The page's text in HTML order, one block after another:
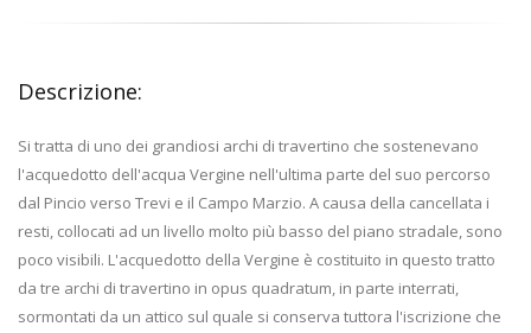
Descrizione:
Si tratta di uno dei grandiosi archi di travertino che sostenevano
l'acquedotto dell'acqua Vergine nell'ultima parte del suo percorso
dal Pincio verso Trevi e il Campo Marzio. A causa della cancellata i
resti, collocati ad un livello molto più basso del piano stradale, sono
poco visibili. L'acquedotto della Vergine è costituito in questo tratto
da tre archi di travertino in opus quadratum, in parte interrati,
sormontati da un attico sul quale si conserva tuttora l'iscrizione che